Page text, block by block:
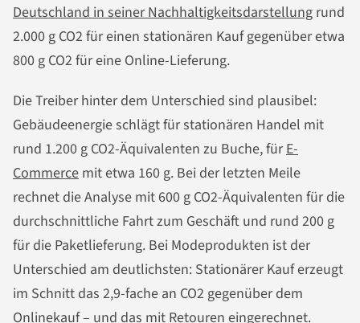
Deutschland in seiner Nachhaltigkeitsdarstellung rund
2.000 g CO2 für einen stationären Kauf gegenüber etwa
800 g CO2 für eine Online-Lieferung.
Die Treiber hinter dem Unterschied sind plausibel:
Gebäudeenergie schlägt für stationären Handel mit
rund 1.200 g CO2-Äquivalenten zu Buche, fürE-
Commerce mit etwa 160 g. Bei der letzten Meile
rechnet die Analyse mit 600 g CO2-Äquivalenten für die
durchschnittliche Fahrt zum Geschäft und rund 200 g
für die Paketlieferung. Bei Modeprodukten ist der
Unterschied am deutlichsten: Stationärer Kauf erzeugt
im Schnitt das 2,9-fache an CO2 gegenüber dem
Onlinekauf – und das mit Retouren eingerechnet.